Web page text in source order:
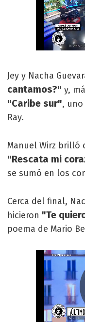
Jey y Nacha
cantamos?" y,
"Caribe sur",
Ray.
Manuel Wirz brilló
"Rescata mi
se sumó en los
Cerca del final,
hicieron "Te
poema de Mario